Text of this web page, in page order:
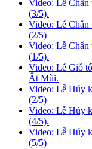
Video: Lễ Chẩn
(3/5).
Video: Lễ Chẩn
(2/5)
Video: Lễ Chẩn
(1/5).
Video: Lễ Giỗ
Ất Mùi.
Video: Lễ Húy
(2/5)
Video: Lễ Húy
(4/5).
Video: Lễ Húy
(5/5)